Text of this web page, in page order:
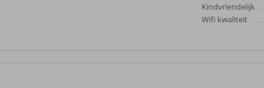
Kindvriendelijk
Wifi kwaliteit